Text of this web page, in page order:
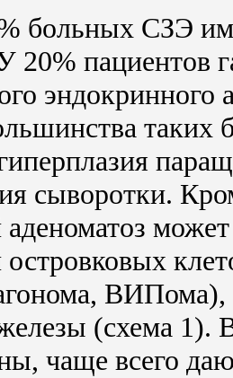
больных СЗЭ
20% пациентов
эндокринного
таких
сыворотки.
островковых
(схема 1).
чаще всего